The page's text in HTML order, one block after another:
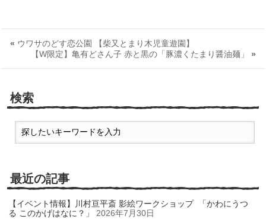
« ウワサのどす恋公園 【柴又とまり木児童遊園】
【W限定】亀有どさん子 赤と黒の「豚濃くたまり醤油麺」 »
検索
最近の記事
【イベント情報】川村亘平斎 影絵ワークショップ 「かわにうつ
る このかげはなに？」
2026年7月30日